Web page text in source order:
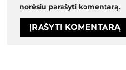
norėsiu parašyti komentarą.